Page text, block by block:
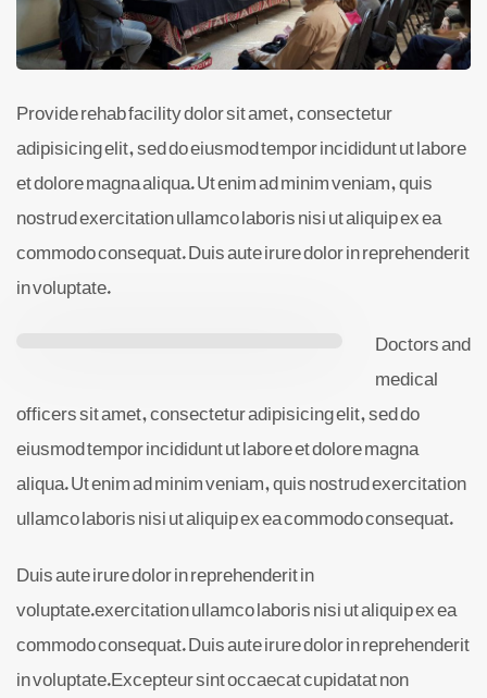
Provide rehab facility dolor sit amet, consectetur
adipisicing elit, sed do eiusmod tempor incididunt ut labore
et dolore magna aliqua. Ut enim ad minim veniam, quis
nostrud exercitation ullamco laboris nisi ut aliquip ex ea
commodo consequat. Duis aute irure dolor in reprehenderit
in voluptate.
Doctors and
medical
officers sit amet, consectetur adipisicing elit, sed do
eiusmod tempor incididunt ut labore et dolore magna
aliqua. Ut enim ad minim veniam, quis nostrud exercitation
ullamco laboris nisi ut aliquip ex ea commodo consequat.
Duis aute irure dolor in reprehenderit in
voluptate.exercitation ullamco laboris nisi ut aliquip ex ea
commodo consequat. Duis aute irure dolor in reprehenderit
in voluptate.Excepteur sint occaecat cupidatat non